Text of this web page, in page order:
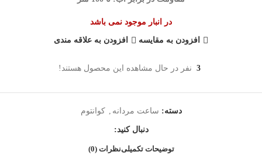
در انبار موجود نمی باشد
افزودن به مقایسه افزودن به علاقه مندی
3 نفر در حال مشاهده این محصول هستند!
دسته: ساعت مردانه , کوانتوم
دنبال کنید:
توضیحات تکمیلینظرات (0)